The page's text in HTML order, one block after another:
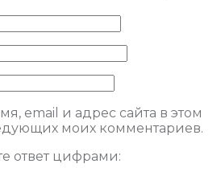
email и адрес сайта в этом
моих комментариев.
ответ цифрами: